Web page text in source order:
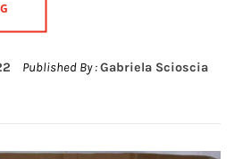
Published By :Gabriela Scioscia